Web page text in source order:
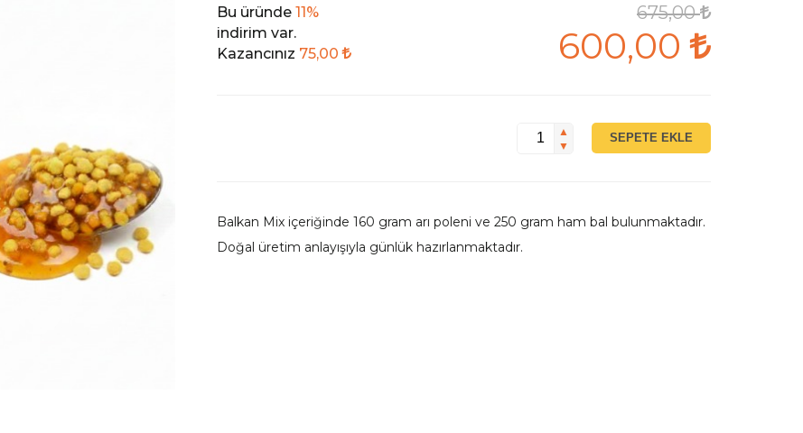
Bu üründe 11%
indirim var.
Kazancınız 75,00
675,00
600,00
SEPETE EKLE
▲
▼
Balkan Mix içeriğinde 160 gram arı poleni ve 250 gram ham bal bulunmaktadır.
Doğal üretim anlayışıyla günlük hazırlanmaktadır.